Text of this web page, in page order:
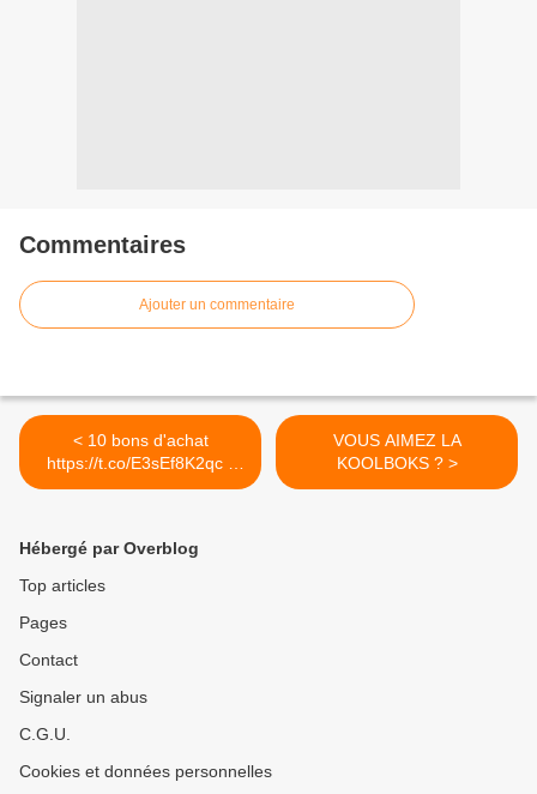
Commentaires
Ajouter un commentaire
< 10 bons d'achat
https://t.co/E3sEf8K2qc -
maximag...
VOUS AIMEZ LA
KOOLBOKS ? >
Hébergé par Overblog
Top articles
Pages
Contact
Signaler un abus
C.G.U.
Cookies et données personnelles